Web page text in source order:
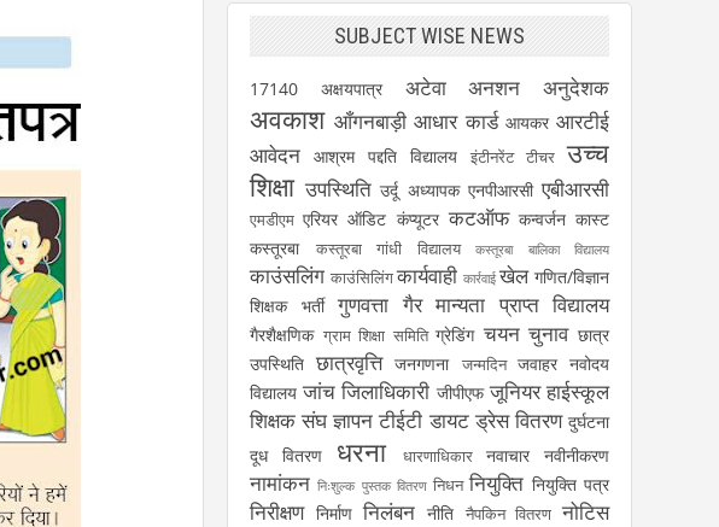
SUBJECT WISE NEWS
17140 अक्षयपात्र अटेवा अनशन अनुदेशक
अवकाश आँगनबाड़ी आधार कार्ड आयकर आरटीई
आवेदन आश्रम पद्दति विद्यालय इंटीनरेंट टीचर उच्च
शिक्षा उपस्थिति उर्दू अध्यापक एनपीआरसी एबीआरसी
एमडीएम एरियर ऑडिट कंप्यूटर कटऑफ कन्वर्जन कास्ट
कस्तूरबा
कस्तूरबा गांधी विद्यालय कस्तूरबा बालिका विद्यालय
काउंसलिंग काउंसिलिंग कार्यवाही कार्रवाई खेल गणित/विज्ञान
शिक्षक भर्ती
गुणवत्ता गैर मान्यता प्राप्त विद्यालय
गैरशैक्षणिक ग्राम शिक्षा समिति ग्रेडिंग चयन चुनाव छात्र
उपस्थिति छात्रवृत्ति जनगणना जन्मदिन जवाहर नवोदय
विद्यालय जांच जिलाधिकारी जीपीएफ जूनियर हाईस्कूल
शिक्षक संघ ज्ञापन टीईटी डायट ड्रेस वितरण दुर्घटना
दूध वितरण
धरना धारणाधिकार नवाचार नवीनीकरण
नामांकन निःशुल्क पुस्तक वितरण निधन नियुक्ति नियुक्ति पत्र
निरीक्षण निर्माण निलंबन नीति नैपकिन वितरण नोटिस